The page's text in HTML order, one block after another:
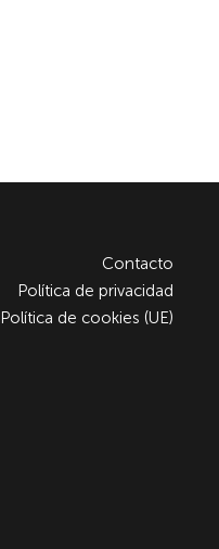
Contacto
Política de privacidad
Política de cookies (UE)